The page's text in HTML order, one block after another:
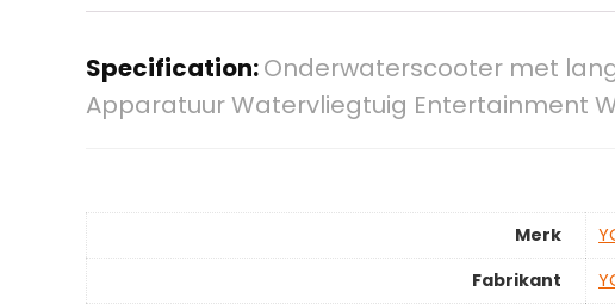
Specification:Onderwaterscooter met
Apparatuur Watervliegtuig Entertainment
Merk
Fabrikant